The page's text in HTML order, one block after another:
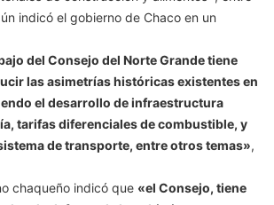
indicó el gobierno de Chaco en un
del Consejo del Norte Grande tiene
las asimetrías históricas existentes en
el desarrollo de infraestructura
tarifas diferenciales de combustible, y
de transporte, entre otros temas»,
chaqueño indicó que «el Consejo, tiene